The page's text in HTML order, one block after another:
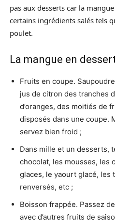
pas aux desserts car la
certains ingrédients salés tels
poulet.
La mangue en
Fruits en coupe.
jus de citron des tranches
d’oranges, des moitiés de
disposés dans une coupe.
servez bien froid ;
Dans mille et un desserts,
chocolat, les mousses, les
glaces, le yaourt glacé, les
renversés, etc ;
Boisson frappée. Passez
avec d’autres fruits de